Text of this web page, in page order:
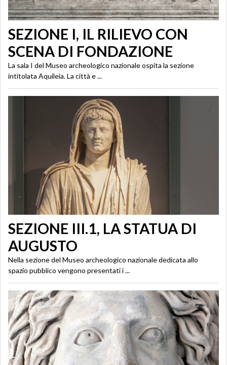
SEZIONE I, IL RILIEVO CON
SCENA DI FONDAZIONE
La sala I del Museo archeologico nazionale ospita la sezione
intitolata Aquileia. La città e ...
SEZIONE III.1, LA STATUA DI
AUGUSTO
Nella sezione del Museo archeologico nazionale dedicata allo
spazio pubblico vengono presentati i ...